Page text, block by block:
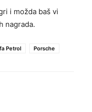
i možda baš vi
nagrada.
Petrol Porsche